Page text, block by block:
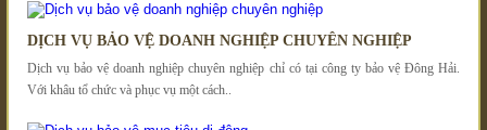
DỊCH VỤ BẢO VỆ DOANH NGHIỆP CHUYÊN NGHIỆP
Dịch vụ bảo vệ doanh nghiệp chuyên nghiệp chỉ có tại công ty bảo vệ Đông Hải.
Với khâu tổ chức và phục vụ một cách..